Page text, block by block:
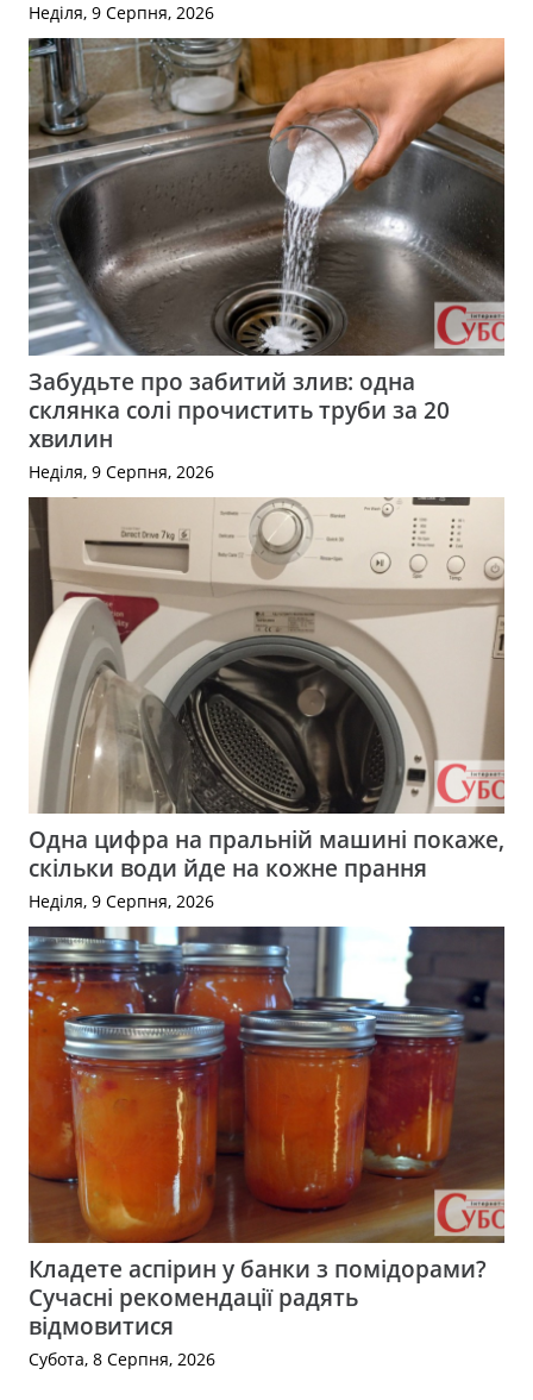
Неділя, 9 Серпня, 2026
Забудьте про забитий злив: одна
склянка солі прочистить труби за 20
хвилин
Неділя, 9 Серпня, 2026
Одна цифра на пральній машині покаже,
скільки води йде на кожне прання
Неділя, 9 Серпня, 2026
Кладете аспірин у банки з помідорами?
Сучасні рекомендації радять
відмовитися
Субота, 8 Серпня, 2026